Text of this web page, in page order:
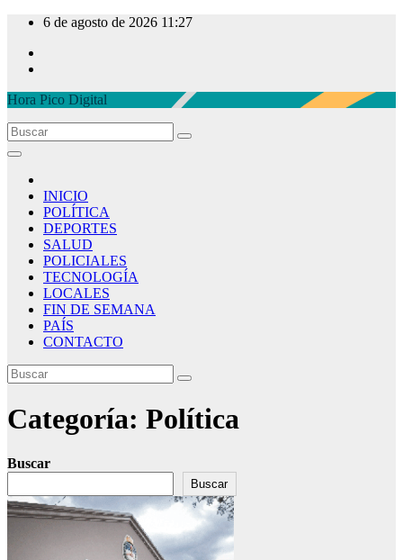
contenido
6 de agosto de 2026 11:27
Hora Pico Digital
INICIO
POLÍTICA
DEPORTES
SALUD
POLICIALES
TECNOLOGÍA
LOCALES
FIN DE SEMANA
PAÍS
CONTACTO
Categoría: Política
Buscar
Buscar